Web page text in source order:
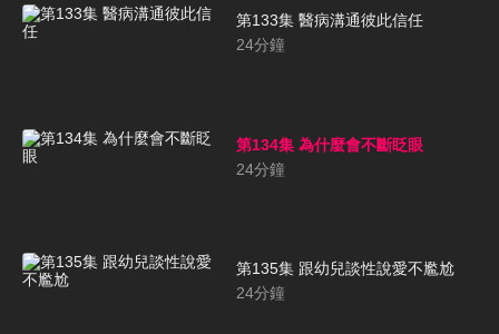
第133集 醫病溝通彼此信任
24分鐘
第134集 為什麼會不斷眨眼
24分鐘
第135集 跟幼兒談性說愛不尷尬
24分鐘